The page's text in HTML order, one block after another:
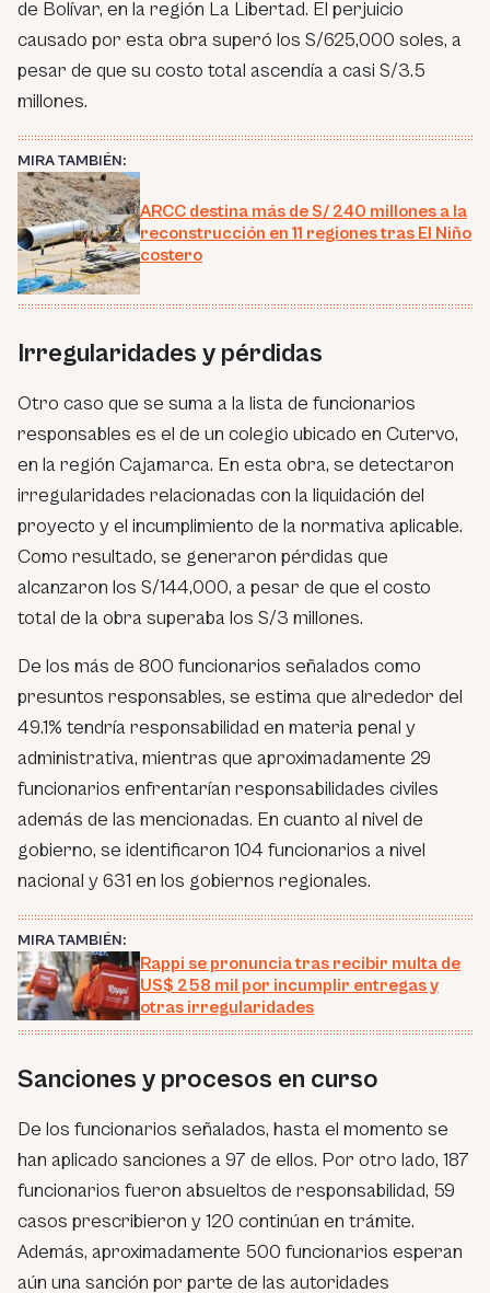
de Bolívar, en la región La Libertad. El perjuicio
causado por esta obra superó los S/625,000 soles, a
pesar de que su costo total ascendía a casi S/3.5
millones.
MIRA TAMBIÉN:
ARCC destina más de S/ 240 millones a la
reconstrucción en 11 regiones tras El Niño
costero
Irregularidades y pérdidas
Otro caso que se suma a la lista de funcionarios
responsables es el de un colegio ubicado en Cutervo,
en la región Cajamarca. En esta obra, se detectaron
irregularidades relacionadas con la liquidación del
proyecto y el incumplimiento de la normativa aplicable.
Como resultado, se generaron pérdidas que
alcanzaron los S/144,000, a pesar de que el costo
total de la obra superaba los S/3 millones.
De los más de 800 funcionarios señalados como
presuntos responsables, se estima que alrededor del
49.1% tendría responsabilidad en materia penal y
administrativa, mientras que aproximadamente 29
funcionarios enfrentarían responsabilidades civiles
además de las mencionadas. En cuanto al nivel de
gobierno, se identificaron 104 funcionarios a nivel
nacional y 631 en los gobiernos regionales.
MIRA TAMBIÉN:
Rappi se pronuncia tras recibir multa de
US$ 258 mil por incumplir entregas y
otras irregularidades
Sanciones y procesos en curso
De los funcionarios señalados, hasta el momento se
han aplicado sanciones a 97 de ellos. Por otro lado, 187
funcionarios fueron absueltos de responsabilidad, 59
casos prescribieron y 120 continúan en trámite.
Además, aproximadamente 500 funcionarios esperan
aún una sanción por parte de las autoridades